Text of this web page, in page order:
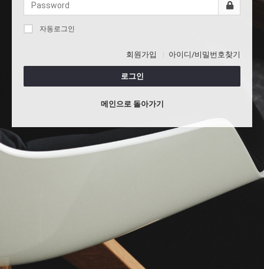
자동로그인
회원가입 아이디/비밀번호찾기
로그인
메인으로 돌아가기